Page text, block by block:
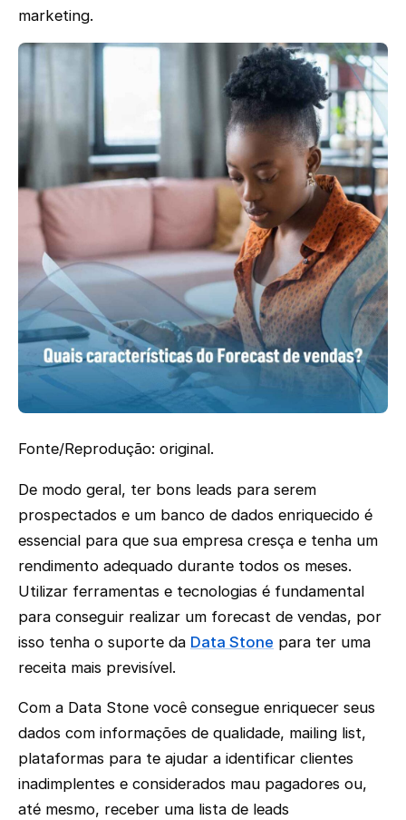
marketing.
Fonte/Reprodução: original.
De modo geral, ter bons leads para serem
prospectados e um banco de dados enriquecido é
essencial para que sua empresa cresça e tenha um
rendimento adequado durante todos os meses.
Utilizar ferramentas e tecnologias é fundamental
para conseguir realizar um forecast de vendas, por
isso tenha o suporte da Data Stone para ter uma
receita mais previsível.
Com a Data Stone você consegue enriquecer seus
dados com informações de qualidade, mailing list,
plataformas para te ajudar a identificar clientes
inadimplentes e considerados mau pagadores ou,
até mesmo, receber uma lista de leads